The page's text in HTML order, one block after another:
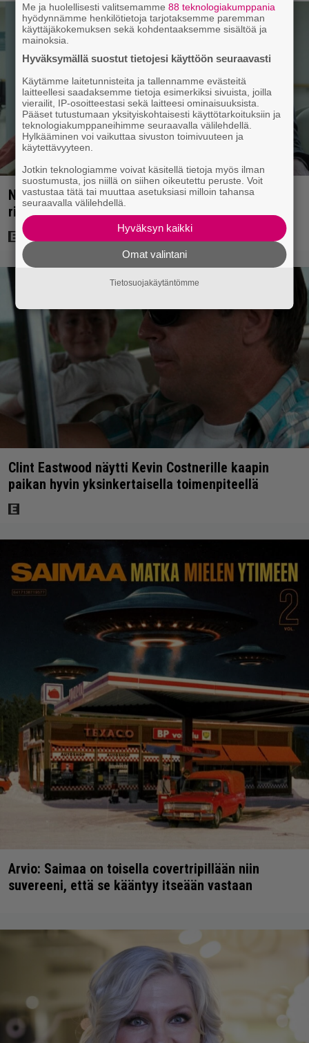
Nyt Netflixissä: Yksi viime vuosien parhaista
rikossarjoista – IMDB-arvio 8,8
Clint Eastwood näytti Kevin Costnerille kaapin
paikan hyvin yksinkertaisella toimenpiteellä
Arvio: Saimaa on toisella covertripillään niin
suvereeni, että se kääntyy itseään vastaan
Me ja huolellisesti valitsemamme88 teknologiakumppania
hyödynnämme henkilötietoja tarjotaksemme paremman
käyttäjäkokemuksen sekä kohdentaaksemme sisältöä ja
mainoksia.
Hyväksymällä suostut tietojesi käyttöön seuraavasti
Käytämme laitetunnisteita ja tallennamme evästeitä
laitteellesi saadaksemme tietoja esimerkiksi sivuista, joilla
vierailit, IP-osoitteestasi sekä laitteesi ominaisuuksista.
Pääset tutustumaan yksityiskohtaisesti käyttötarkoituksiin ja
teknologiakumppaneihimme seuraavalla välilehdellä.
Hylkääminen voi vaikuttaa sivuston toimivuuteen ja
käytettävyyteen.
Jotkin teknologiamme voivat käsitellä tietoja myös ilman
suostumusta, jos niillä on siihen oikeutettu peruste. Voit
vastustaa tätä tai muuttaa asetuksiasi milloin tahansa
seuraavalla välilehdellä.
Hyväksyn kaikki
Omat valintani
Tietosuojakäytäntömme